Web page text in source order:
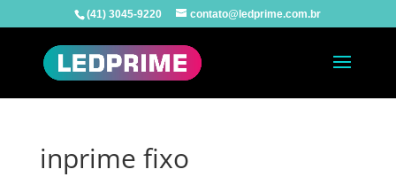
(41) 3045-9220 contato@ledprime.com.br
inprime fixo